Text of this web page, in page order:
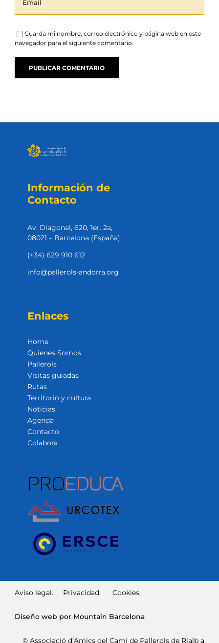
Guarda mi nombre, correo electrónico y página web en este
navegador para el siguiente comentario.
Información de
Contacto
Av. Diagonal, 620, 1er. 2a,
08021 – Barcelona (España)
(+34) 629 910 612
info@pallerols-andorra.org
Enlaces
Home
Quienes Somos
Pallerols
Visitas guiadas
Rutas
Territorio y cultura
Noticias
Agenda
Contacto
Colabora
Aviso legal. Privacidad. Cookies
Diseño web por Mountain Barcelona
© Associació d’Amics del Camí de Pallerols de Rialb a